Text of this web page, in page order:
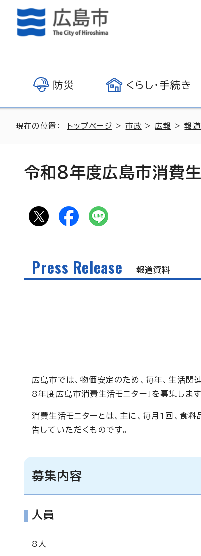
防災 くらし・手続き
現在の位置： トップページ >市政 > 広報 >報
令和8年度広島市消費
Press Release 報道資料
広島市では、物価安定のため、毎年、生活関
8年度広島市消費生活モニター」を募集します
消費生活モニターとは、主に、毎月1回、食
告していただくものです。
募集内容
人員
8人